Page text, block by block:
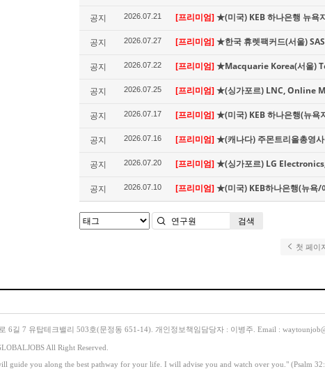
공지 2026.07.21 [프리미엄]★(미국) KEB 하나은행 뉴욕
공지 2026.07.27 [프리미엄]★한국 휴렛팩커드(서울)
공지 2026.07.22 [프리미엄]★Macquarie Korea(서울)
공지 2026.07.25 [프리미엄]★(싱가포르) LNC, Online
공지 2026.07.17 [프리미엄]★(미국) KEB 하나은행(뉴욕
공지 2026.07.16 [프리미엄]★(캐나다) 주몬트리올총영사
공지 2026.07.20 [프리미엄]★(싱가포르) LG
공지 2026.07.10 [프리미엄]★(미국) KEB하나은행(뉴욕/
검색
첫 페이
6길 7 유탑테크밸리 503호(문정동 651-14). 개인정보책임담당자 : 이병주. Email :
All Right Reserved.
guide you along the best pathway for your life. I will advise you and watch over you." (Psalm